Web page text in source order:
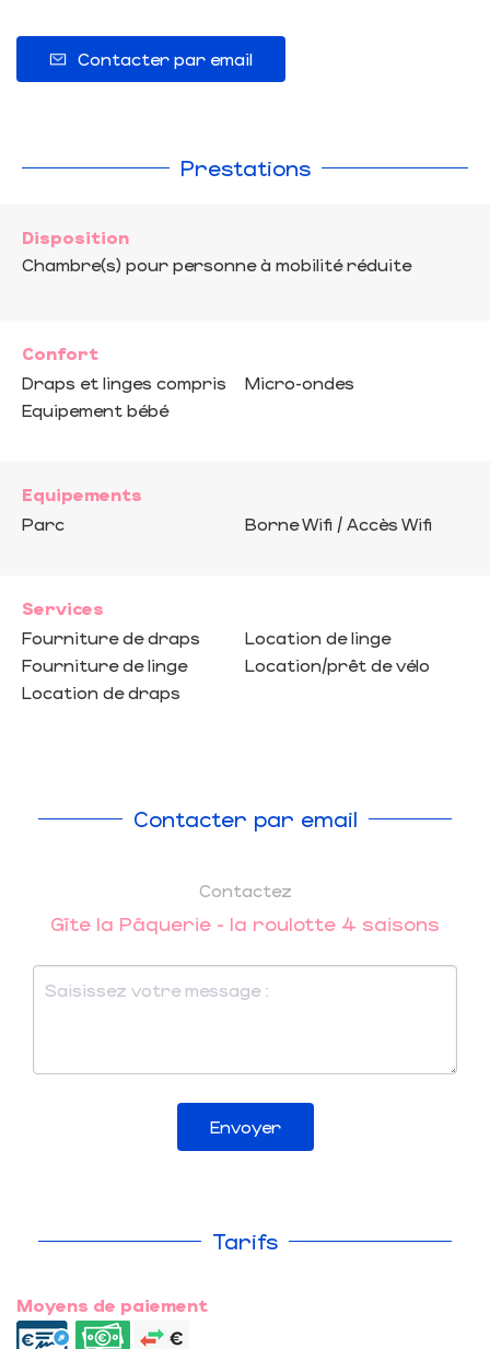
Contacter par email
Prestations
Disposition
Chambre(s) pour personne à mobilité réduite
Confort
Draps et linges compris
Equipement bébé
Micro-ondes
Equipements
Parc
Borne Wifi / Accès Wifi
Services
Fourniture de draps
Fourniture de linge
Location de draps
Location de linge
Location/prêt de vélo
Contacter par email
Contactez
Gîte la Pâquerie - la roulotte 4 saisons
Envoyer
Tarifs
Moyens de paiement